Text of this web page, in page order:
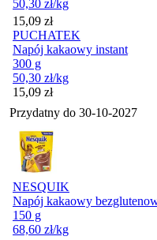
50,30 zł/kg
Cena
15,09 zł
PUCHATEK
Napój kakaowy instant
300 g
50,30 zł/kg
Cena
15,09 zł
Przydatny do 30-10-2027
NESQUIK
Napój kakaowy
150 g
68,60 zł/kg